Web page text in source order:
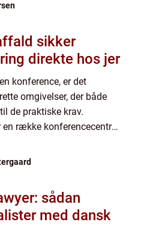
direkte hos jer
konference, er det
omgivelser, der både
de praktiske krav.
række konferencecentre,
sådan
med dansk